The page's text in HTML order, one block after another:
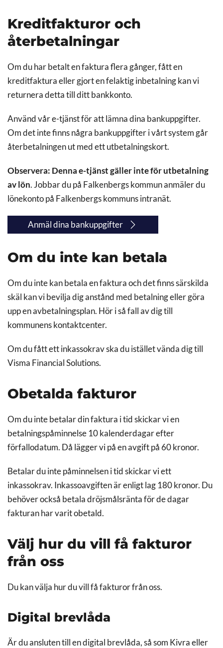
Kreditfakturor och
återbetalningar
Om du har betalt en faktura flera gånger, fått en
kreditfaktura eller gjort en felaktig inbetalning kan vi
returnera detta till ditt bankkonto.
Använd vår e-tjänst för att lämna dina bankuppgifter.
Om det inte finns några bankuppgifter i vårt system går
återbetalningen ut med ett utbetalningskort.
Observera: Denna e-tjänst gäller inte för utbetalning
av lön. Jobbar du på Falkenbergs kommun anmäler du
lönekonto på Falkenbergs kommuns intranät.
Anmäl dina bankuppgifter
Om du inte kan betala
Om du inte kan betala en faktura och det finns särskilda
skäl kan vi bevilja dig anstånd med betalning eller göra
upp en avbetalningsplan. Hör i så fall av dig till
kommunens kontaktcenter.
Om du fått ett inkassokrav ska du istället vända dig till
Visma Financial Solutions.
Obetalda fakturor
Om du inte betalar din faktura i tid skickar vi en
betalningspåminnelse 10 kalenderdagar efter
förfallodatum. Då lägger vi på en avgift på 60 kronor.
Betalar du inte påminnelsen i tid skickar vi ett
inkassokrav. Inkassoavgiften är enligt lag 180 kronor. Du
behöver också betala dröjsmålsränta för de dagar
fakturan har varit obetald.
Välj hur du vill få fakturor
från oss
Du kan välja hur du vill få fakturor från oss.
Digital brevlåda
Är du ansluten till en digital brevlåda, så som Kivra eller